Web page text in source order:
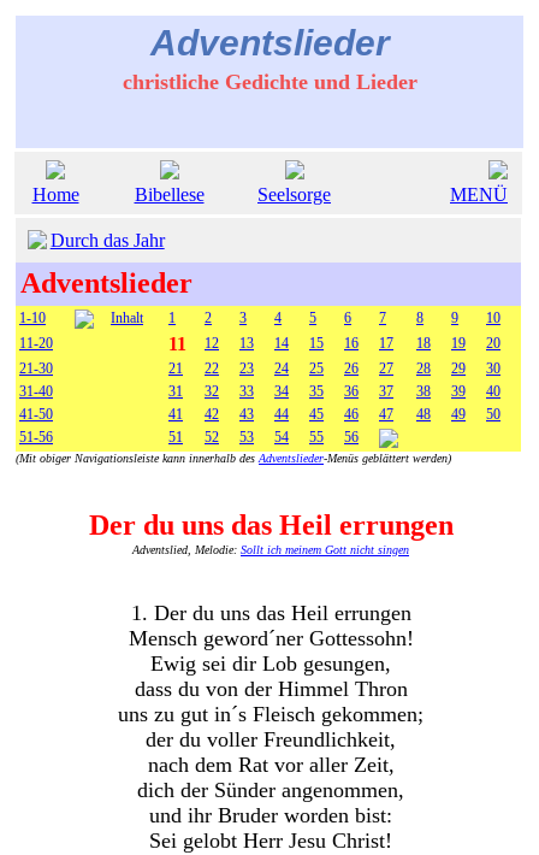
Adventslieder
christliche Gedichte und Lieder
Home Bibellese Seelsorge MENÜ
Durch das Jahr
Adventslieder
1-10 Inhalt 1 2 3 4 5 6 7 8 9
10
11-20
11 12 13 14 15 16 17 18 19
20
21-30
21 22 23 24 25 26 27 28 29
30
31-40
31 32 33 34 35 36 37 38 39
40
41-50
41 42 43 44 45 46 47 48 49
50
51-56
51 52 53 54 55 56
(Mit obiger Navigationsleiste kann innerhalb des Adventslieder-Menüs geblättert werden)
Der du uns das Heil errungen
Adventslied, Melodie: Sollt ich meinem Gott nicht singen
1. Der du uns das Heil errungen
Mensch geword´ner Gottessohn!
Ewig sei dir Lob gesungen,
dass du von der Himmel Thron
uns zu gut in´s Fleisch gekommen;
der du voller Freundlichkeit,
nach dem Rat vor aller Zeit,
dich der Sünder angenommen,
und ihr Bruder worden bist:
Sei gelobt Herr Jesu Christ!